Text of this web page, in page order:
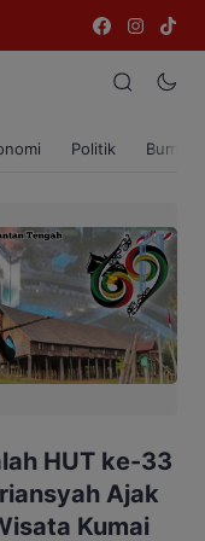
Politik Bumi
HUT ke-33
Ajak
Kumai